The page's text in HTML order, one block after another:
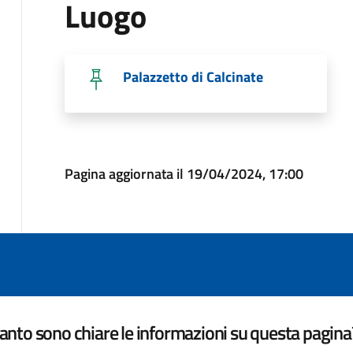
Luogo
Palazzetto di Calcinate
Pagina aggiornata il 19/04/2024, 17:00
sono chiare le informazioni su questa